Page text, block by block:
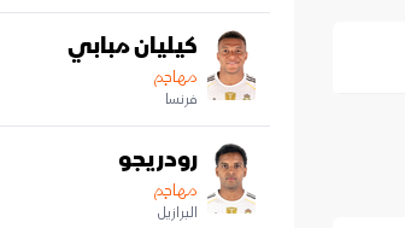
كيليان مبابي
مهاجم
فرنسا
رودريجو
مهاجم
البرازيل